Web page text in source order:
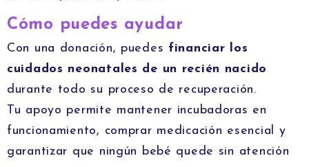
Cómo puedes ayudar
Con una donación, puedes financiar los
cuidados neonatales de un recién nacido
durante todo su proceso de recuperación.
Tu apoyo permite mantener incubadoras en
funcionamiento, comprar medicación esencial y
garantizar que ningún bebé quede sin atención